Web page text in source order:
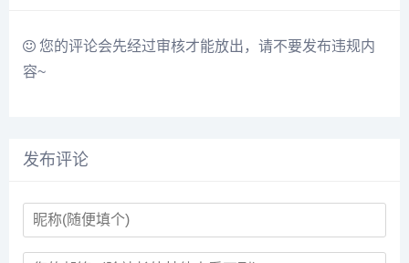
您的评论会先经过审核才能放出，请不要发布违规内
容~
发布评论